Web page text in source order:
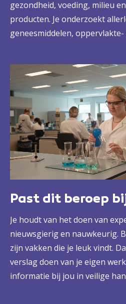
gezondheid, voeding, milieu
producten. Je onderzoekt
geneesmiddelen,
protocollen en onder
leidinggevende. Bovendien
kwaliteit en betrouwbaarheid
apparatuur. Kortom: heel
verantwoordelijk werk.
Past dit beroep
Je houdt van het doen van
nieuwsgierig en nauwkeurig.
zijn vakken die je leuk vindt.
verslag doen van je eigen
informatie bij jou in veilige